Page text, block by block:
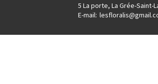
5 La porte, La Grée-Saint-
E-mail: